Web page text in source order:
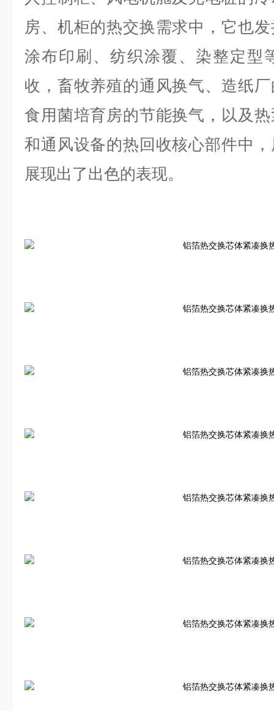
房、机柜的热交换需求中，它也
涂布印刷、纺织涂覆、染整定型
收，畜牧养殖的通风换气、造纸
食用菌培育房的节能换气，以及
和通风设备的热回收核心部件中
展现出了出色的表现。